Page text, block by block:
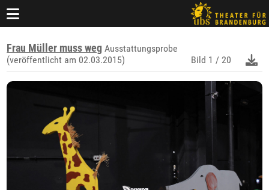
Frau Müller muss weg Ausstattungsprobe
(veröffentlicht am 02.03.2015)
Bild 1 / 20